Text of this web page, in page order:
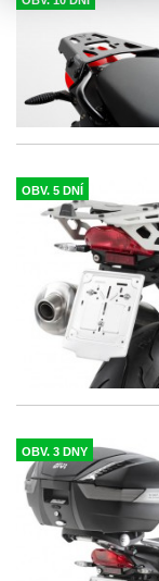
OBV. 5 DNÍ
OBV. 3 DNY